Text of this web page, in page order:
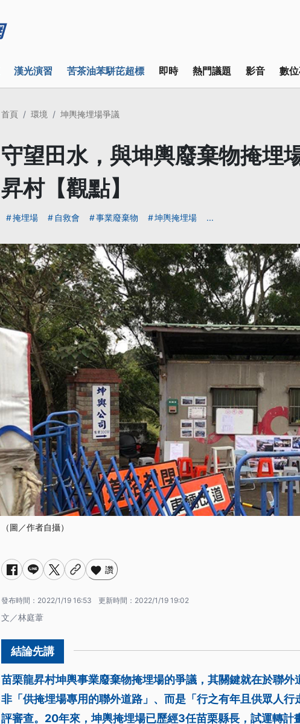
漢光演習 苦茶油苯駢芘超標 即時 熱門議題 影音 數
首頁 環境 坤輿掩埋場爭議
守望田水，與坤輿廢棄物掩埋
昇村【觀點】
掩埋場 自救會 事業廢棄物 坤輿掩埋場 ...
（圖／作者自攝）
讚
發布時間： 2022/1/19 16:53 更新時間： 2022/1/19 19:02
文／林庭葦
苗栗龍昇村坤輿事業廢棄物掩埋場的爭議，其關鍵就在於聯
非「供掩埋場專用的聯外道路」、而是「行之有年且供眾人
評審查。20年來，坤輿掩埋場已歷經3任苗栗縣長，試運轉計